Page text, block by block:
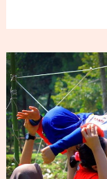
20 Tempat